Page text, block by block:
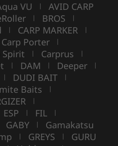
VU | AVID CARP
| BROS |
| CARP MARKER |
Carp Porter |
Spirit | Carprus |
| DAM | Deeper |
| DUDI BAIT |
Baits |
|
ESP | FIL |
GABY | Gamakatsu
| GREYS | GURU